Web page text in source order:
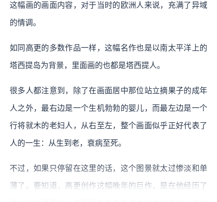
这幅画的画面内容，对于当时的欧洲人来说，充满了异域
的情调。
如同高更的多数作品一样，这幅名作也是以南太平洋上的
塔西提岛为背景，里面画的也都是塔西提人。
很多人都注意到，除了在画面居中那位站立摘果子的成年
人之外，最右边是一个生机勃勃的婴儿，而最左边是一个
行将就木的老妇人，从右至左，整个画面似乎正好代表了
人的一生：从生到老，衰病至死。
不过，如果只停留在这里的话，这个图景就太过惨淡和单
薄了。要知道，高更创作这幅晚年的巨作，是在他经历了